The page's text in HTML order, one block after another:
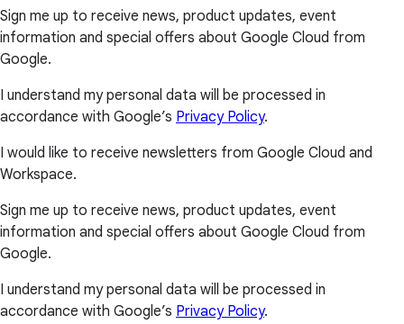
Sign me up to receive news, product updates, event
information and special offers about Google Cloud from
Google.
I understand my personal data will be processed in
accordance with Google’s Privacy Policy.
I would like to receive newsletters from Google Cloud and
Workspace.
Sign me up to receive news, product updates, event
information and special offers about Google Cloud from
Google.
I understand my personal data will be processed in
accordance with Google’s Privacy Policy.